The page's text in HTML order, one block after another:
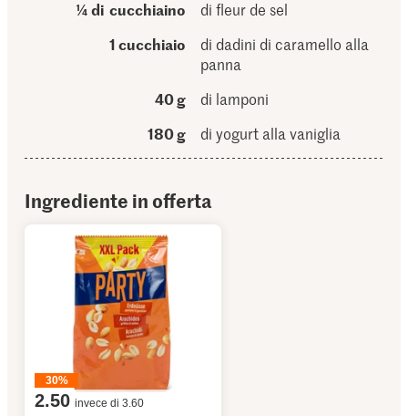
¼ di cucchiaino
di fleur de sel
1 cucchiaio
di dadini di caramello alla
panna
40 g
di lamponi
180 g
di yogurt alla vaniglia
Ingrediente in offerta
30%
2.50 invece di 3.60